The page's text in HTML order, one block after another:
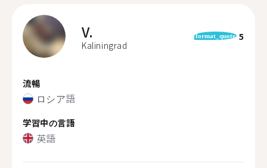
V.
Kaliningrad
format_quote 5
流暢
ロシア語
学習中の言語
英語